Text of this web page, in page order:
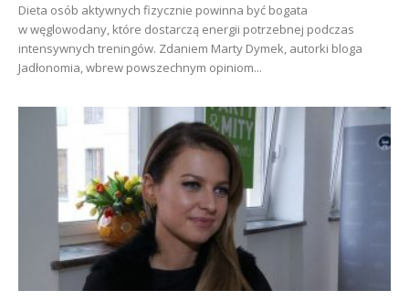
Dieta osób aktywnych fizycznie powinna być bogata
w węglowodany, które dostarczą energii potrzebnej podczas
intensywnych treningów. Zdaniem Marty Dymek, autorki bloga
Jadłonomia, wbrew powszechnym opiniom...